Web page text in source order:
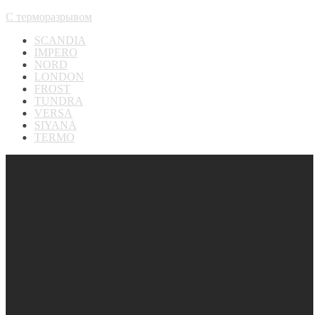
С терморазрывом
SCANDIA
IMPERO
NORD
LONDON
FROST
TUNDRA
VERSA
SIYANA
TERMO